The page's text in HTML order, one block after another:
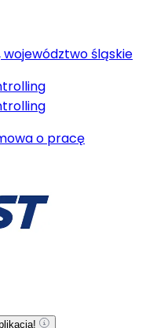
województwo śląskie
o pracę